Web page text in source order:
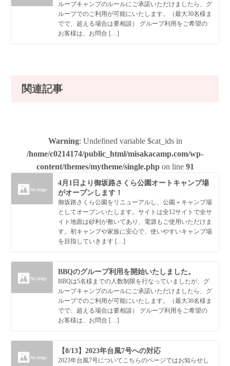
ループキャンプのルールにご承諾いただけましたら、グ
ループでのご利用が可能にいたします。（最大30名様ま
でで、超える場合は要相談） グループ利用をご希望の
お客様は、お問合 […]
関連記事
Warning: Undefined variable $cat_ids in
/home/c0214174/public_html/misakacamp.com/wp-
content/themes/mytheme/single.phpon line 91
4月1日より御坂路さくら公園オートキャンプ場
がオープンします！
御坂路さくら公園をリニューアルし、公園＋キャンプ場
としてオープンいたします。サイトは全12サイトで全サ
イト地面は砂利が敷いてあり、電源もご使用いただけま
す。初キャンプや家族に安心で、使いやすいキャンプ場
を目指していきます […]
BBQのグループ利用を開始いたしました。
BBQは5名様までの人数制限を行なっていましたが、グ
ループキャンプのルールにご承諾いただけましたら、グ
ループでのご利用が可能にいたします。（最大30名様ま
でで、超える場合は要相談） グループ利用をご希望の
お客様は、お問合 […]
【8/13】2023年台風7号への対応
2023年台風7号についてこちらのページではお知らせし